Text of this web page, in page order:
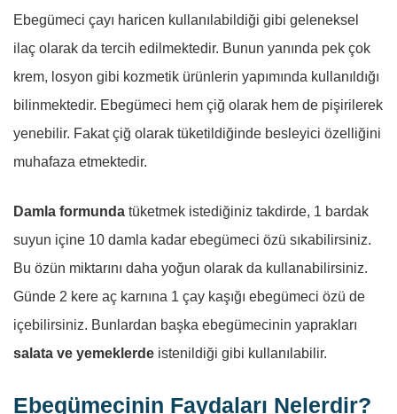
Ebegümeci çayı haricen kullanılabildiği gibi geleneksel
ilaç olarak da tercih edilmektedir. Bunun yanında pek çok
krem, losyon gibi kozmetik ürünlerin yapımında kullanıldığı
bilinmektedir. Ebegümeci hem çiğ olarak hem de pişirilerek
yenebilir. Fakat çiğ olarak tüketildiğinde besleyici özelliğini
muhafaza etmektedir.
Damla formunda tüketmek istediğiniz takdirde, 1 bardak
suyun içine 10 damla kadar ebegümeci özü sıkabilirsiniz.
Bu özün miktarını daha yoğun olarak da kullanabilirsiniz.
Günde 2 kere aç karnına 1 çay kaşığı ebegümeci özü de
içebilirsiniz. Bunlardan başka ebegümecinin yaprakları
salata ve yemeklerde istenildiği gibi kullanılabilir.
Ebegümecinin Faydaları Nelerdir?